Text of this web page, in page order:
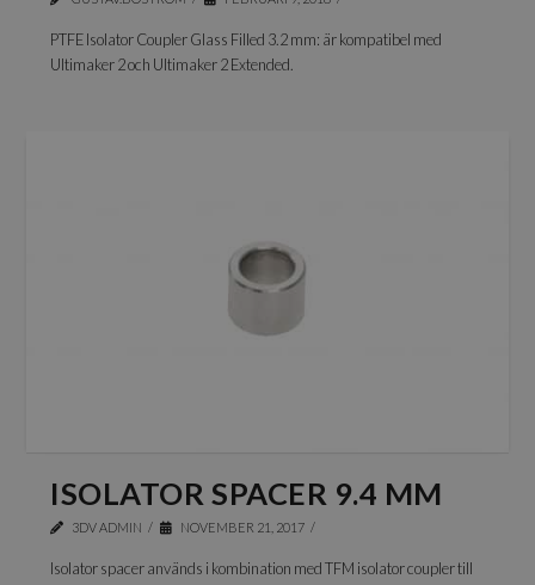
PTFE Isolator Coupler Glass Filled 3.2 mm: är kompatibel med
Ultimaker 2 och Ultimaker 2 Extended.
ISOLATOR SPACER 9.4 MM
3DV ADMIN NOVEMBER 21, 2017
Isolator spacer används i kombination med TFM isolator coupler till